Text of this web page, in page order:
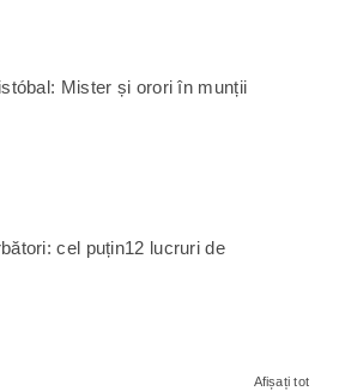
Mister și orori în munții
cel puțin12 lucruri de
Afișați tot